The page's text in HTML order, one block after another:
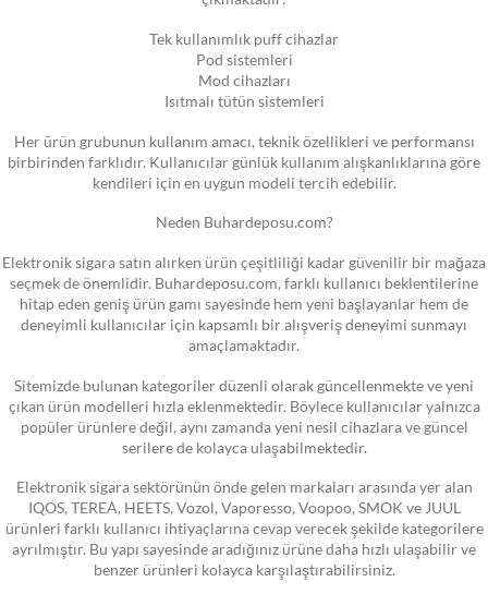
Tek kullanımlık puff cihazlar
Pod sistemleri
Mod cihazları
Isıtmalı tütün sistemleri
Her ürün grubunun kullanım amacı, teknik özellikleri ve performansı
birbirinden farklıdır. Kullanıcılar günlük kullanım alışkanlıklarına göre
kendileri için en uygun modeli tercih edebilir.
Neden Buhardeposu.com?
Elektronik sigara satın alırken ürün çeşitliliği kadar güvenilir bir mağaza
seçmek de önemlidir. Buhardeposu.com, farklı kullanıcı beklentilerine
hitap eden geniş ürün gamı sayesinde hem yeni başlayanlar hem de
deneyimli kullanıcılar için kapsamlı bir alışveriş deneyimi sunmayı
amaçlamaktadır.
Sitemizde bulunan kategoriler düzenli olarak güncellenmekte ve yeni
çıkan ürün modelleri hızla eklenmektedir. Böylece kullanıcılar yalnızca
popüler ürünlere değil, aynı zamanda yeni nesil cihazlara ve güncel
serilere de kolayca ulaşabilmektedir.
Elektronik sigara sektörünün önde gelen markaları arasında yer alan
IQOS, TEREA, HEETS, Vozol, Vaporesso, Voopoo, SMOK ve JUUL
ürünleri farklı kullanıcı ihtiyaçlarına cevap verecek şekilde kategorilere
ayrılmıştır. Bu yapı sayesinde aradığınız ürüne daha hızlı ulaşabilir ve
benzer ürünleri kolayca karşılaştırabilirsiniz.